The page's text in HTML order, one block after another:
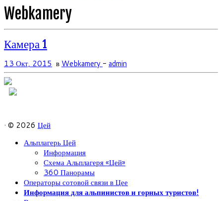
Webkamery
Камера 1
13 Окт, 2015 в Webkamery - admin
· © 2026 Цей
Альплагерь Цей
Информация
Схема Альплагеря «Цей»
360 Панорамы
Операторы сотовой связи в Цее
Информация для альпинистов и горных туристов!